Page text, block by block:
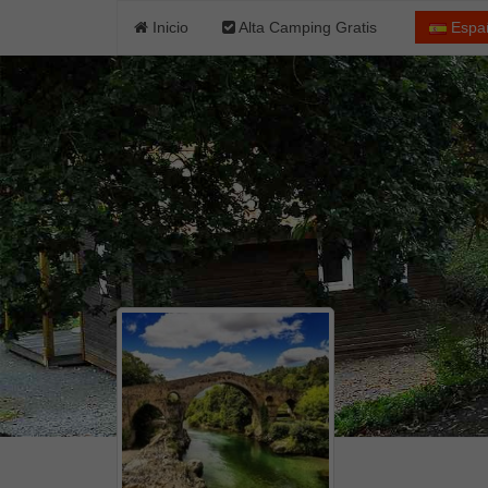
Inicio Alta Camping Gratis